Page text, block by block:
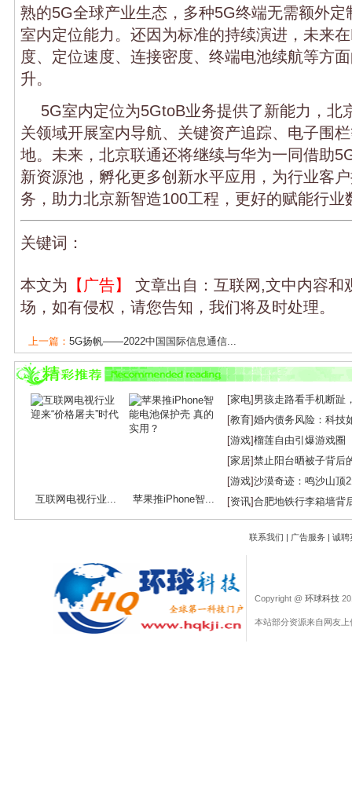
熟的5G全球产业生态，多种5G终端无需额外
室内定位能力。还因为标准的持续演进，未来
度、定位速度、连接密度、终端电池续航等方
升。
5G室内定位为5GtoB业务提供了新能力，北
关领域开展室内导航、关键资产追踪、电子围
地。未来，北京联通还将继续与华为一同借助
新资源池，孵化更多创新水平应用，为行业客
务，助力北京新智造100工程，更好的赋能行业
关键词：
本文为 【广告】
文章出自：互联网,文中内容和
场，如有侵权，请您告知，我们将及时处理。
上一篇： 5G扬帆——2022中国国际信息通信...
下一篇：中国电信启动全国31省市自研5G扩...
互联网电视行业... 苹果推iPhone智...
[家电] 男孩走路看手机断趾
[教育]婚内债务风险：科技
[游戏]榴莲自由引爆游戏圈
[家居]禁止阳台晒被子背后
[游戏]沙漠奇迹：鸣沙山顶
[资讯]合肥地铁行李箱墙背
联系我们 | 广告服务 | 诚聘
Copyright @ 环球科技
本站部分资源来自网友